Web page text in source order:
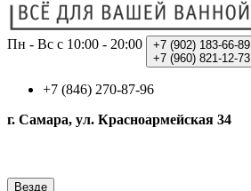
Пн - Вс с 10:00 - 20:00 +7 (902) 183-66-89
+7 (960) 821-12-73
+7 (846) 270-87-96
г. Самара, ул. Красноармейская 34
Везде